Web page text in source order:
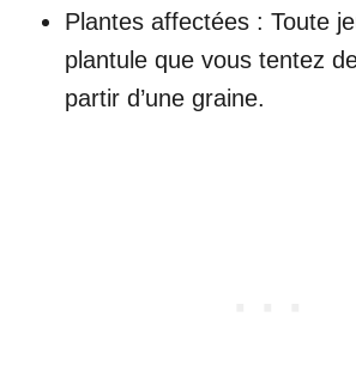
Plantes affectées : Toute
plantule que vous tentez
partir d’une graine.